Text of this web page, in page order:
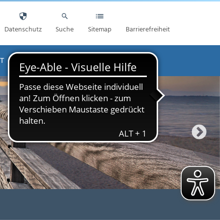
Datenschutz Suche Sitemap Barrierefreiheit